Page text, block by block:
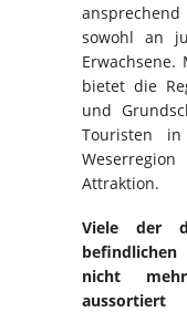
sowohl an
bietet die
und
Touristen
Attraktion.
Viele der
nicht